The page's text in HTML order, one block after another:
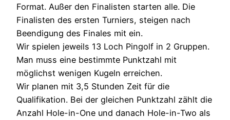
Format. Außer den Finalisten starten alle. Die
Finalisten des ersten Turniers, steigen nach
Beendigung des Finales mit ein.
Wir spielen jeweils 13 Loch Pingolf in 2 Gruppen.
Man muss eine bestimmte Punktzahl mit
möglichst wenigen Kugeln erreichen.
Wir planen mit 3,5 Stunden Zeit für die
Qualifikation. Bei der gleichen Punktzahl zählt die
Anzahl Hole-in-One und danach Hole-in-Two als